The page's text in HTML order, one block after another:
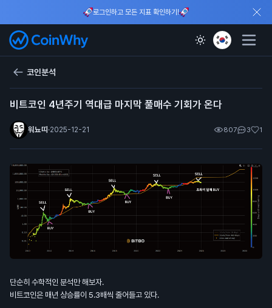
로그인하고 모든 지표 확인하기!
코인분석
비트코인 4년주기 역대급 마지막 풀매수 기회가 온다
워뇨띠 ·2025-12-21 807 3 1
단순히 수학적인 분석만 해보자.
비트코인은 매년 상승률이 5.3배씩 줄어들고 있다.